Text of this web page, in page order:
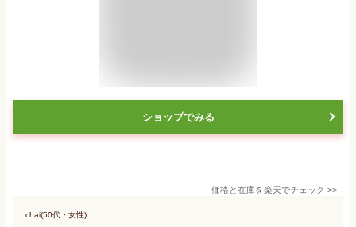
ショップでみる
価格と在庫を楽天でチェック >>
chai(50代・女性)